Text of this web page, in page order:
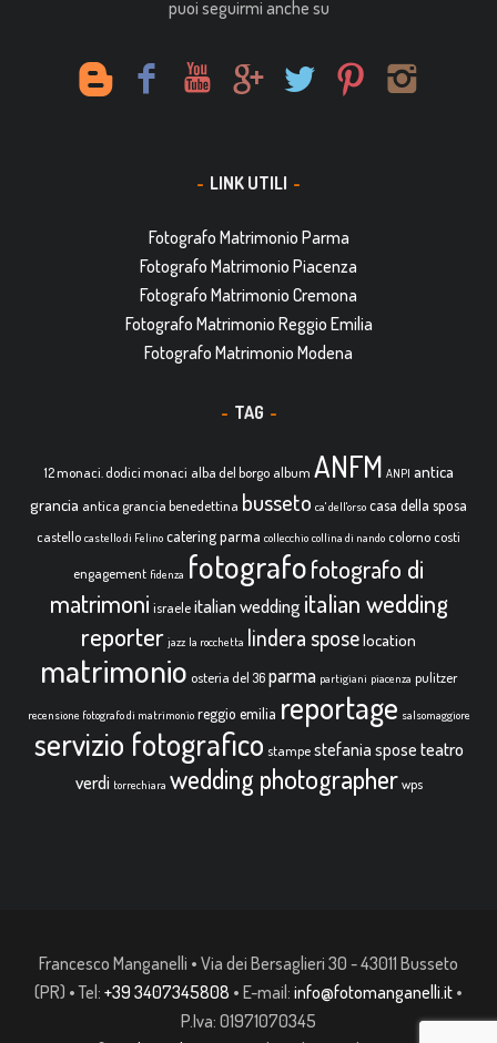
puoi seguirmi anche su
LINK UTILI
Fotografo Matrimonio Parma
Fotografo Matrimonio Piacenza
Fotografo Matrimonio Cremona
Fotografo Matrimonio Reggio Emilia
Fotografo Matrimonio Modena
TAG
12 monaci. dodici monaci alba del borgo album ANFM ANPI antica
grancia antica grancia benedettina busseto ca' dell'orso casa della sposa
castello castello di Felino catering parma collecchio collina di nando colorno costi
engagement fidenza fotografofotografo di
matrimoni israele italian wedding italian wedding
reporter jazz la rocchetta lindera sposelocation
matrimonio osteria del 36parma partigiani piacenza pulitzer
recensione fotografo di matrimonio reggio emilia reportage salsomaggiore
servizio fotografico stampe stefania spose teatro
verdi torrechiara wedding photographer wps
Francesco Manganelli • Via dei Bersaglieri 30 - 43011 Busseto
(PR) • Tel: +39 3407345808 • E-mail: info@fotomanganelli.it •
P.Iva: 01971070345